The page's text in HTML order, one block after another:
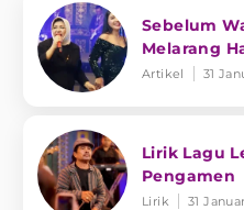
Sebelum
Melarang
Artikel 31
Lirik Lagu
Pengamen
Lirik 31